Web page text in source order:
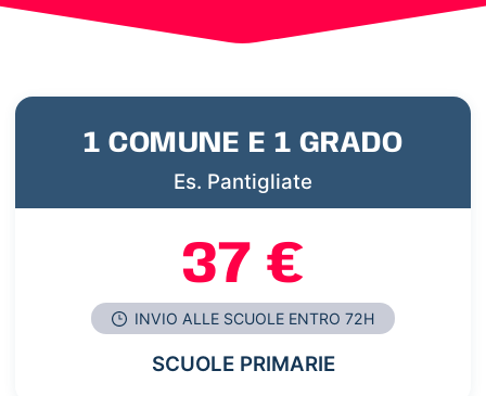
1 COMUNE E 1 GRADO
Es. Pantigliate
37 €
INVIO ALLE SCUOLE ENTRO 72H
SCUOLE PRIMARIE